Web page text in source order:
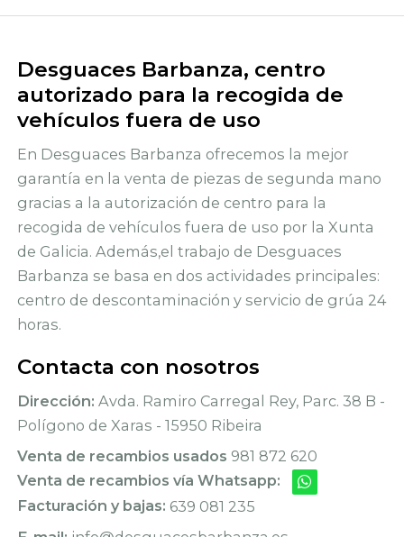
Desguaces Barbanza, centro
autorizado para la recogida de
vehículos fuera de uso
En Desguaces Barbanza ofrecemos la mejor
garantía en la venta de piezas de segunda mano
gracias a la autorización de centro para la
recogida de vehículos fuera de uso por la Xunta
de Galicia. Además,el trabajo de Desguaces
Barbanza se basa en dos actividades principales:
centro de descontaminación y servicio de grúa 24
horas.
Contacta con nosotros
Dirección: Avda. Ramiro Carregal Rey, Parc. 38 B -
Polígono de Xaras - 15950 Ribeira
Venta de recambios usados 981 872 620
Venta de recambios vía Whatsapp:
Facturación y bajas: 639 081 235